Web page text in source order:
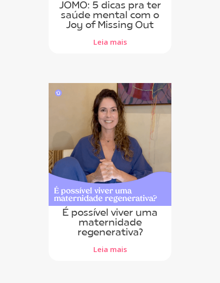
JOMO: 5 dicas pra ter
saúde mental com o
Joy of Missing Out
Leia mais
É possível viver uma
maternidade
regenerativa?
Leia mais